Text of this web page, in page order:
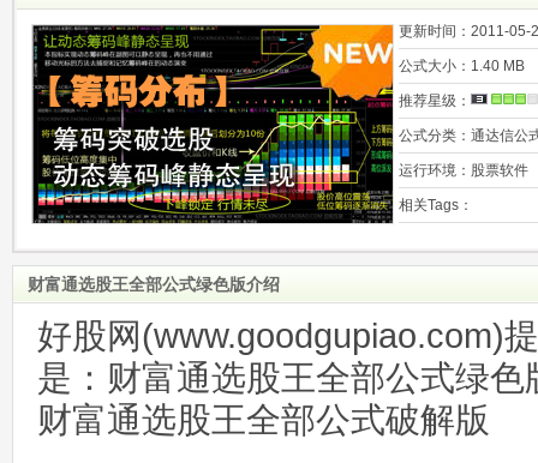
更新时间： 2011-05-
公式大小： 1.40 MB
推荐星级：
公式分类： 通达信公
运行环境： 股票软件
相关Tags：
财富通选股王全部公式绿色版介绍
好股网(www.goodgupiao.com)
是：财富通选股王全部公式绿色
财富通选股王全部公式破解版